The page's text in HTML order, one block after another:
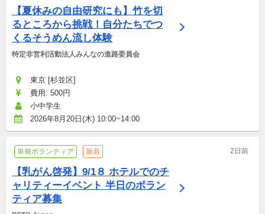
【夏休みの自由研究にも】竹を切
るところから挑戦！自分たちでつ
くるそうめん流し体験
特定非営利活動法人みんなの進路委員会
東京 [杉並区]
費用: 500円
小中学生
2026年8月20日(木) 10:00~14:00
単発ボランティア 新着 2日前
【乳がん啓発】9/1８ ホテルでのチ
ャリティーイベント 半日のボラン
ティア募集